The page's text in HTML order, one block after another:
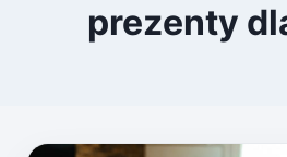
prezenty